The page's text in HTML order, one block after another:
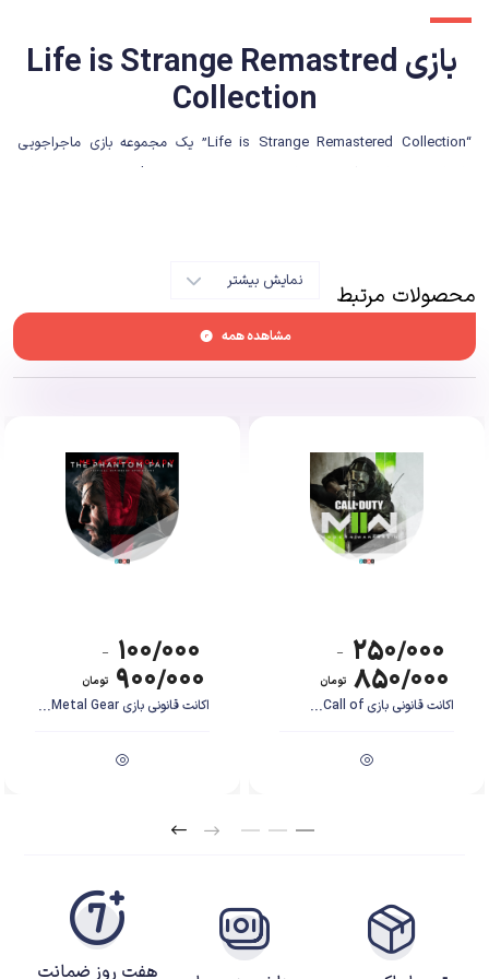
بازی Life is Strange Remastred
Collection
“Life is Strange Remastered Collection” یک مجموعه بازی ماجراجویی
نمایش بیشتر محصولات مرتبط
مشاهده همه
۲۵۰/۰۰۰ –
۸۵۰/۰۰۰ تومان
اکانت قانونی بازی Call of...
۱۰۰/۰۰۰ –
۹۰۰/۰۰۰ تومان
اکانت قانونی بازی Metal Gear...
هفت روز ضمانت